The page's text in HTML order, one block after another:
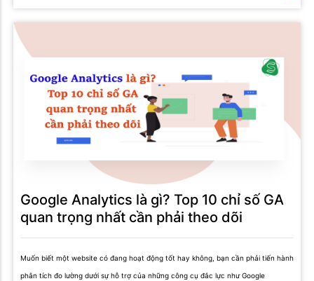
Google Analytics là gì? Top 10 chỉ số GA
quan trọng nhất cần phải theo dõi
Muốn biết một website có đang hoạt động tốt hay không, bạn cần phải tiến hành
phân tích đo lường dưới sự hỗ trợ của những công cụ đắc lực như Google